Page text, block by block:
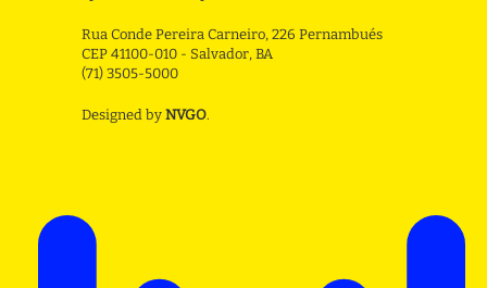
Rua Conde Pereira Carneiro, 226 Pernambués
CEP 41100-010 - Salvador, BA
(71) 3505-5000
Designed by NVGO.